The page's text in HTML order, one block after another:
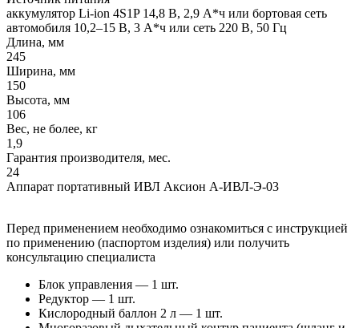
аккумулятор Li-ion 4S1P 14,8 В, 2,9 А*ч или бортовая сеть
автомобиля 10,2–15 В, 3 А*ч или сеть 220 В, 50 Гц
Длина, мм
245
Ширина, мм
150
Высота, мм
106
Вес, не более, кг
1,9
Гарантия производителя, мес.
24
Аппарат портативный ИВЛ Аксион А-ИВЛ-Э-03
Перед применением необходимо ознакомиться с инструкцией
по применению (паспортом изделия) или получить
консультацию специалиста
Блок управления — 1 шт.
Редуктор — 1 шт.
Кислородный баллон 2 л — 1 шт.